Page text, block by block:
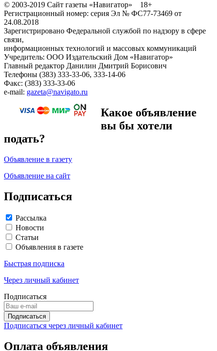
© 2003-2019 Сайт газеты «Навигатор» 18+
Регистрационный номер: серия Эл № ФС77-73469 от
24.08.2018
Зарегистрировано Федеральной службой по надзору в сфере
связи,
информационных технологий и массовых коммуникаций
Учредитель: ООО Издательский Дом «Навигатор»
Главный редактор Данилин Дмитрий Борисович
Телефоны (383) 333-33-06, 333-14-06
Факс: (383) 333-33-06
e-mail: gazeta@navigato.ru
Какое объявление
вы бы хотели
подать?
Объявление в газету
Объявление на сайт
Подписаться
Рассылка
Новости
Статьи
Объявления в газете
Быстрая подписка
Через личный кабинет
Подписаться
Подписаться через личный кабинет
Оплата объявления